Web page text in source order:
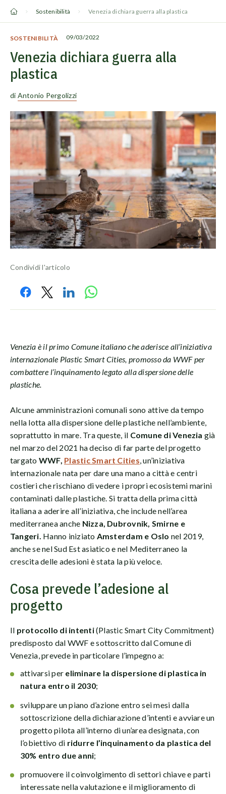
Sostenibilità Venezia dichiara guerra alla plastica
SOSTENIBILITÀ 09/03/2022
Venezia dichiara guerra alla
plastica
di Antonio Pergolizzi
Condividi l'articolo
Venezia è il primo Comune italiano che aderisce all’iniziativa
internazionale Plastic Smart Cities, promosso da WWF per
combattere l’inquinamento legato alla dispersione delle
plastiche.
Alcune amministrazioni comunali sono attive da tempo
nella lotta alla dispersione delle plastiche nell’ambiente,
soprattutto in mare. Tra queste, il Comune di Venezia già
nel marzo del 2021 ha deciso di far parte del progetto
targato WWF, Plastic Smart Cities, un’iniziativa
internazionale nata per dare una mano a città e centri
costieri che rischiano di vedere i propri ecosistemi marini
contaminati dalle plastiche. Si tratta della prima città
italiana a aderire all’iniziativa, che include nell’area
mediterranea anche Nizza, Dubrovnik, Smirne e
Tangeri. Hanno iniziato Amsterdam e Oslo nel 2019,
anche se nel Sud Est asiatico e nel Mediterraneo la
crescita delle adesioni è stata la più veloce.
Cosa prevede l’adesione al
progetto
Il protocollo di intenti(Plastic Smart City Commitment)
predisposto dal WWF e sottoscritto dal Comune di
Venezia, prevede in particolare l’impegno a:
attivarsi per eliminare la dispersione di plastica in
natura entro il 2030;
sviluppare un piano d’azione entro sei mesi dalla
sottoscrizione della dichiarazione d’intenti e avviare un
progetto pilota all’interno di un’area designata, con
l’obiettivo di ridurre l’inquinamento da plastica del
30% entro due anni;
promuovere il coinvolgimento di settori chiave e parti
interessate nella valutazione e il miglioramento di